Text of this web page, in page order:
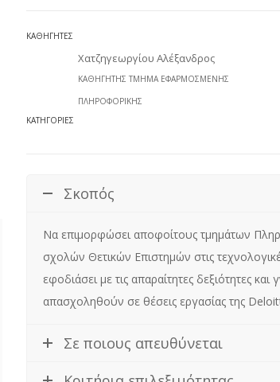
ΚΑΘΗΓΗΤΕΣ
Χατζηγεωργίου Αλέξανδρος
ΚΑΘΗΓΗΤΉΣ ΤΜΉΜΑ ΕΦΑΡΜΟΣΜΈΝΗΣ
ΠΛΗΡΟΦΟΡΙΚΉΣ
ΚΑΤΗΓΟΡΊΕΣ
Σκοπός
Να επιμορφώσει αποφοίτους τμημάτων Πληροφορικής ή απόφοιτους
σχολών Θετικών Επιστημών στις
εφοδιάσει με τις απαραίτητες δεξιότητες
απασχοληθούν σε θέσεις εργασίας της
Σε ποιους απευθύνεται